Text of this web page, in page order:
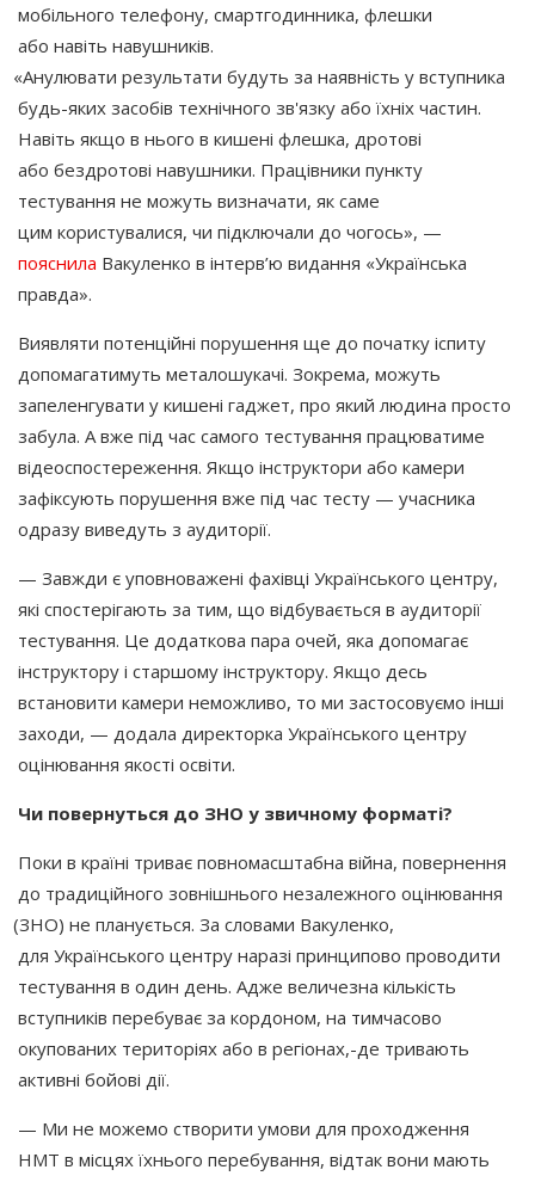
мобільного телефону, смартгодинника, флешки
або навіть навушників.
«Анулювати результати будуть за наявність у вступника
будь-яких засобів технічного зв'язку або їхніх частин.
Навіть якщо в нього в кишені флешка, дротові
або бездротові навушники. Працівники пункту
тестування не можуть визначати, як саме
цим користувалися, чи підключали до чогось», —
пояснила Вакуленко в інтерв’ю видання «Українська
правда».
Виявляти потенційні порушення ще до початку іспиту
допомагатимуть металошукачі. Зокрема, можуть
запеленгувати у кишені гаджет, про який людина просто
забула. А вже під час самого тестування працюватиме
відеоспостереження. Якщо інструктори або камери
зафіксують порушення вже під час тесту — учасника
одразу виведуть з аудиторії.
— Завжди є уповноважені фахівці Українського центру,
які спостерігають за тим, що відбувається в аудиторії
тестування. Це додаткова пара очей, яка допомагає
інструктору і старшому інструктору. Якщо десь
встановити камери неможливо, то ми застосовуємо інші
заходи, — додала директорка Українського центру
оцінювання якості освіти.
Чи повернуться до ЗНО у звичному форматі?
Поки в країні триває повномасштабна війна, повернення
до традиційного зовнішнього незалежного оцінювання
(ЗНО) не планується. За словами Вакуленко,
для Українського центру наразі принципово проводити
тестування в один день. Адже величезна кількість
вступників перебуває за кордоном, на тимчасово
окупованих територіях або в регіонах,-де тривають
активні бойові дії.
— Ми не можемо створити умови для проходження
НМТ в місцях їхнього перебування, відтак вони мають